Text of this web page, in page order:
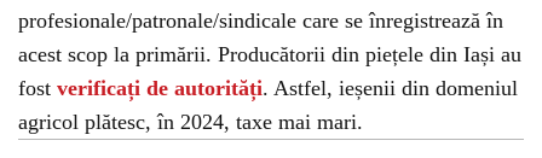
profesionale/patronale/sindicale care se înregistrează în
acest scop la primării. Producătorii din piețele din Iași au
fost verificați de autorități. Astfel, ieșenii din domeniul
agricol plătesc, în 2024, taxe mai mari.